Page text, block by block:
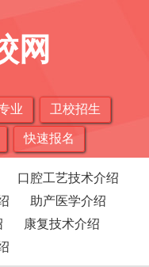
网
业 卫校招生
快速报名
口腔工艺技术介绍
助产医学介绍
康复技术介绍